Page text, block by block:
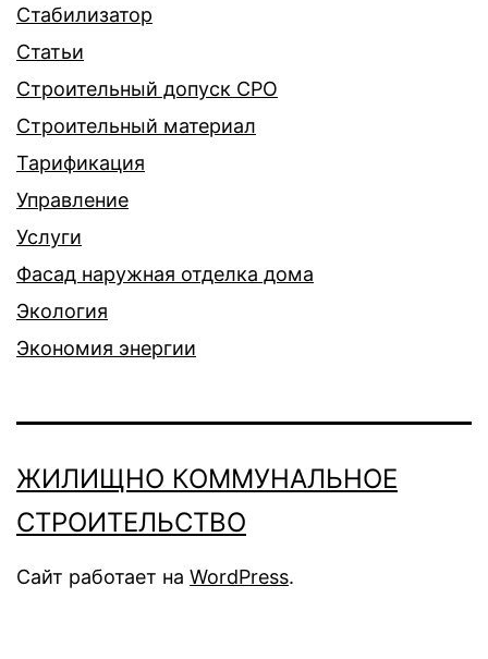
Стабилизатор
Статьи
Строительный допуск СРО
Строительный материал
Тарификация
Управление
Услуги
Фасад наружная отделка дома
Экология
Экономия энергии
ЖИЛИЩНО КОММУНАЛЬНОЕ
СТРОИТЕЛЬСТВО
Сайт работает на WordPress.